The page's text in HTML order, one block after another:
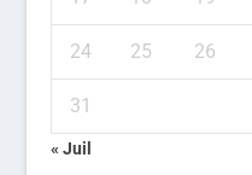
24 25 26
31
« Juil